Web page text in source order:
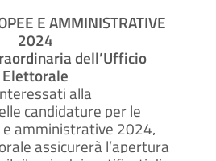
E AMMINISTRATIVE
2024
dell’Ufficio
Elettorale
alla
candidature per le
e amministrative 2024,
assicurerà l’apertura